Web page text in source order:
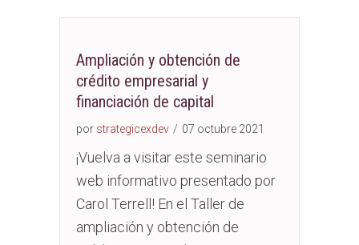
Ampliación y obtención de
crédito empresarial y
financiación de capital
por strategicexdev / 07 octubre 2021
¡Vuelva a visitar este seminario
web informativo presentado por
Carol Terrell! En el Taller de
ampliación y obtención de